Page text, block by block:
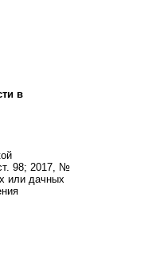
в
98; 2017, №
или дачных